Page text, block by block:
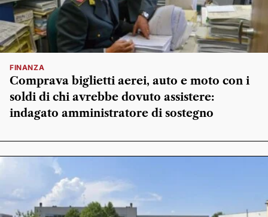
FINANZA
Comprava biglietti aerei, auto e moto con i
soldi di chi avrebbe dovuto assistere:
indagato amministratore di sostegno